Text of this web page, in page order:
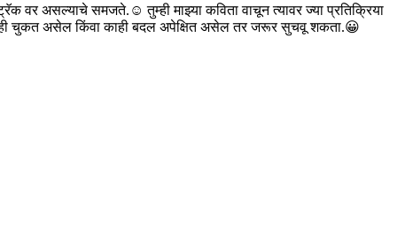
वर असल्याचे समजते.☺️ तुम्ही माझ्या कविता वाचून त्यावर ज्या प्रतिक्रिया
चुकत असेल किंवा काही बदल अपेक्षित असेल तर जरूर सुचवू शकता.😀